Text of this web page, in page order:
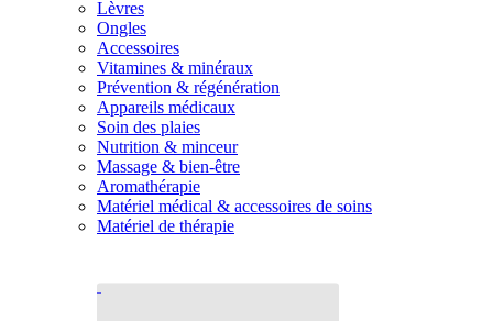
Lèvres
Ongles
Accessoires
Vitamines & minéraux
Prévention & régénération
Appareils médicaux
Soin des plaies
Nutrition & minceur
Massage & bien-être
Aromathérapie
Matériel médical & accessoires de soins
Matériel de thérapie